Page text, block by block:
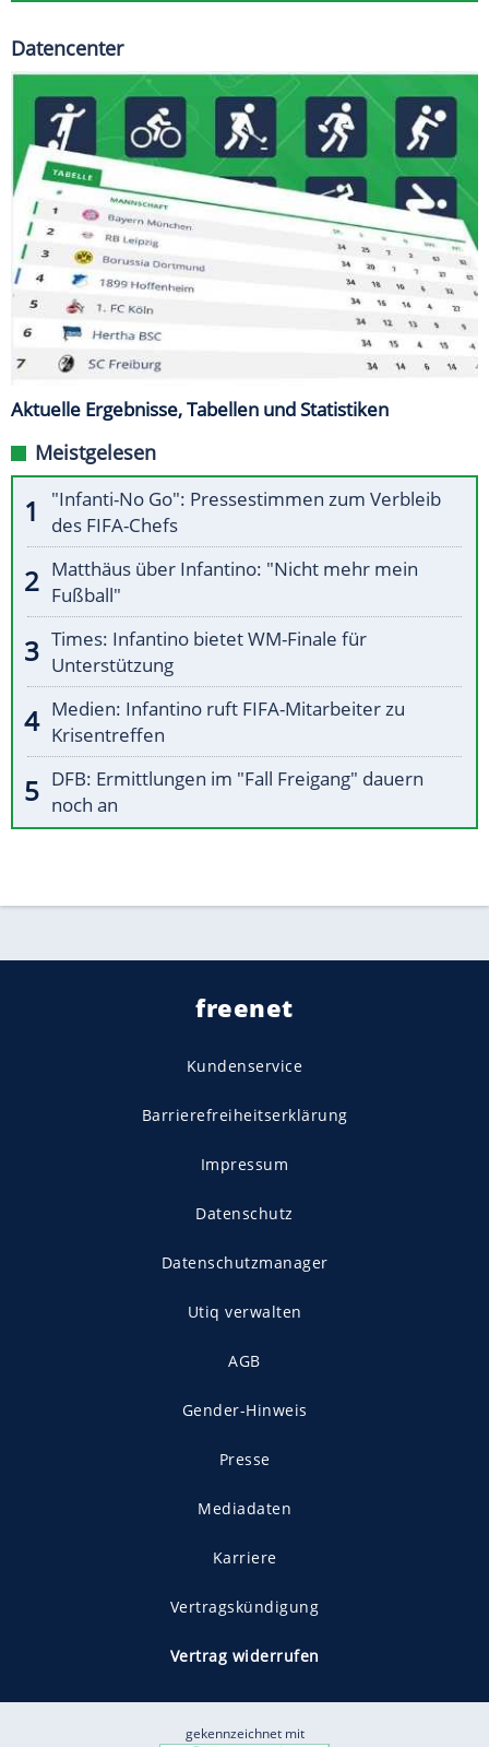
Datencenter
Aktuelle Ergebnisse, Tabellen und Statistiken
Meistgelesen
"Infanti-No Go": Pressestimmen zum Verbleib
des FIFA-Chefs
Matthäus über Infantino: "Nicht mehr mein
Fußball"
Times: Infantino bietet WM-Finale für
Unterstützung
Medien: Infantino ruft FIFA-Mitarbeiter zu
Krisentreffen
DFB: Ermittlungen im "Fall Freigang" dauern
noch an
freenet
Kundenservice
Barrierefreiheitserklärung
Impressum
Datenschutz
Datenschutzmanager
Utiq verwalten
AGB
Gender-Hinweis
Presse
Mediadaten
Karriere
Vertragskündigung
Vertrag widerrufen
gekennzeichnet mit